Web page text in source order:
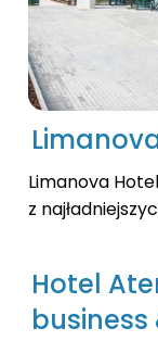
Limanova
z
Hotel